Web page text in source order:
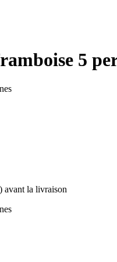
5
avant la livraison